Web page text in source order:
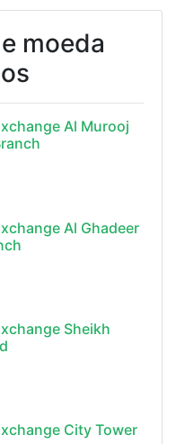
moeda
Al Murooj
Al Ghadeer
Sheikh
City Tower